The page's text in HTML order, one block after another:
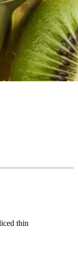
thin